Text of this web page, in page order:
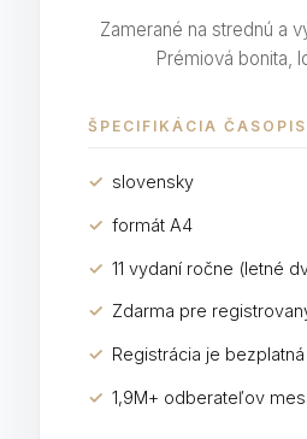
Zamerané na strednú a
Prémiová bonita,
ŠPECIFIKÁCIA
✓ slovensky
✓ formát A4
✓ 11 vydaní ročne (letné
✓ Zdarma pre
✓ Registrácia je bezplatná
✓ 1,9M+ odberateľov